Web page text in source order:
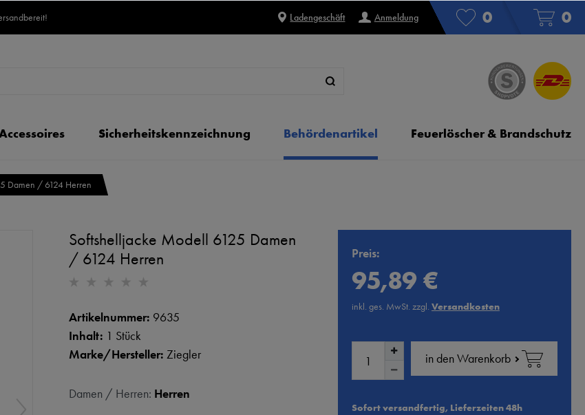
Ladengeschäft Anmeldung 0 0
Sicherheitskennzeichnung Behördenartikel Feuerlöscher & Brandschutz
Damen / 6124 Herren
Softshelljacke Modell 6125 Damen
/ 6124 Herren
Artikelnummer: 9635
Inhalt: 1 Stück
Marke/Hersteller: Ziegler
Damen / Herren: Herren
Preis:
95,89 €
inkl. ges. MwSt. zzgl. Versandkosten
in den Warenkorb
Sofort versandfertig, Lieferzeiten 48h